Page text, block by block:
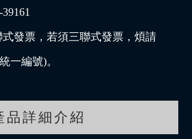
發票，若須三聯式發票，煩請
一編號)。
品詳細介紹